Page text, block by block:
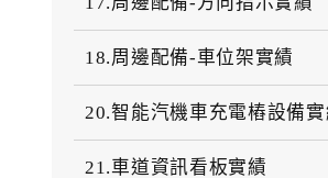
18.周邊配備-車位架實績
20.智能汽機車充電樁設備實
21.車道資訊看板實績